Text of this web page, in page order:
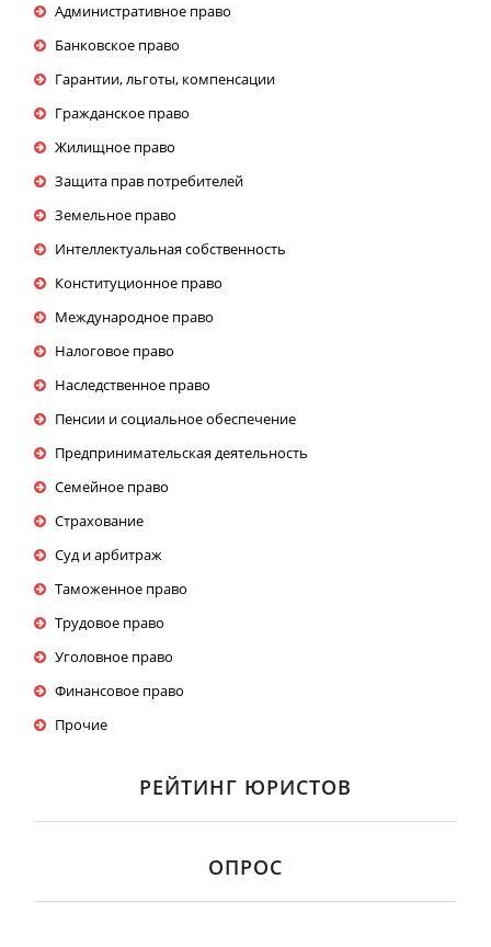
Административное право
Банковское право
Гарантии, льготы, компенсации
Гражданское право
Жилищное право
Защита прав потребителей
Земельное право
Интеллектуальная собственность
Конституционное право
Международное право
Налоговое право
Наследственное право
Пенсии и социальное обеспечение
Предпринимательская деятельность
Семейное право
Страхование
Суд и арбитраж
Таможенное право
Трудовое право
Уголовное право
Финансовое право
Прочие
РЕЙТИНГ ЮРИСТОВ
ОПРОС